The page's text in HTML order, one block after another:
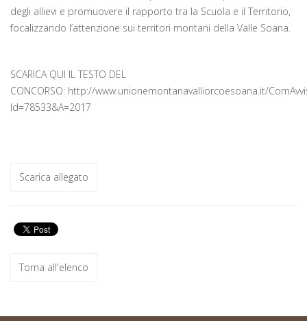
degli allievi e promuovere il rapporto tra la Scuola e il Territorio,
focalizzando l’attenzione sui territori montani della Valle Soana.
SCARICA QUI IL TESTO DEL
CONCORSO: http://www.unionemontanavalliorcoesoana.it/
Id=78533&A=2017
Scarica allegato
Torna all'elenco